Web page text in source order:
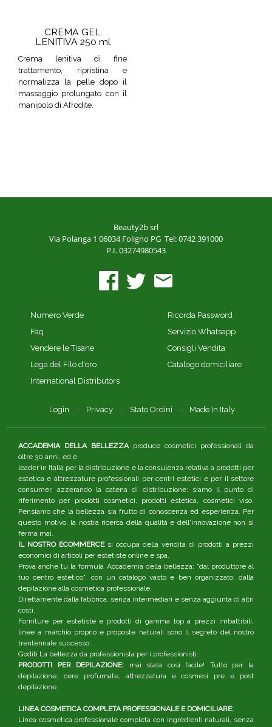
CREMA GEL
LENITIVA 250 ml
Crema lenitiva di fine
trattamento, ripristina e
normalizza la pelle dopo il
massaggio prolungato con il
manipolo di Afrodite.
Beauty2b srl
Via Polanga 1 06034 Foligno PG Tel: 0742 391000
P.I. 03274980543
Numero Verde
Faq
Vendere le Tisane
Lega del Filo d'oro
International Distributors
Ricorda Password
Servizio Whatsapp
Consigli Vendita
Catalogo domiciliare
Login Privacy Stato Ordini Made In Italy
ACCADEMIA DELLA BELLEZZAproduce cosmetici professionali da
oltre 30 anni, ed è
leader in Italia per la distribuzione e la consulenza relativa a prodotti per
estetica e attrezzature professionali per centri estetici e per il settore
consumer, azzerando la catena di distribuzione: siamo il punto di
riferimento per prodotti cosmetici, prodotti estetica, cosmetici viso.
Pensiamo che la bellezza sia frutto di conoscenza ed esperienza. Per
questo motivo, la nostra ricerca della qualità e dell'innovazione non si
ferma mai.
IL NOSTRO ECOMMERCEsi occupa della vendita di prodotti a prezzi
economici di articoli per estetiste online e spa.
Prova anche tu la formula Accademia della bellezza: "dal produttore al
tuo centro estetico", con un catalogo vasto e ben organizzato, dalla
depilazione alla cosmetica professionale.
Direttamente dalla fabbrica, senza intermediari e senza aggiunta di altri
costi.
Forniture per estetiste e prodotti di gamma top a prezzi imbattibili,
linee a marchio proprio e proposte naturali sono il segreto del nostro
trentennale successo.
Goditi La bellezza da professionista per i professionisti.
PRODOTTI PER DEPILAZIONE: mai stata così facile! Tutto per la
depilazione, cere profumate, attrezzatura e cosmesi pre e post
depilazione.
LINEA COSMETICA COMPLETA PROFESSIONALE E DOMICILIARE:
Linea cosmetica professionale completa con ingredienti naturali, senza